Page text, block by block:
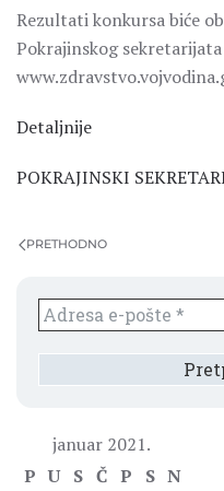
Rezultati konkursa biće
Pokrajinskog
Detaljnije
POKRAJINSKI
PRETHODNO
januar 2021.
P U S Č P S N